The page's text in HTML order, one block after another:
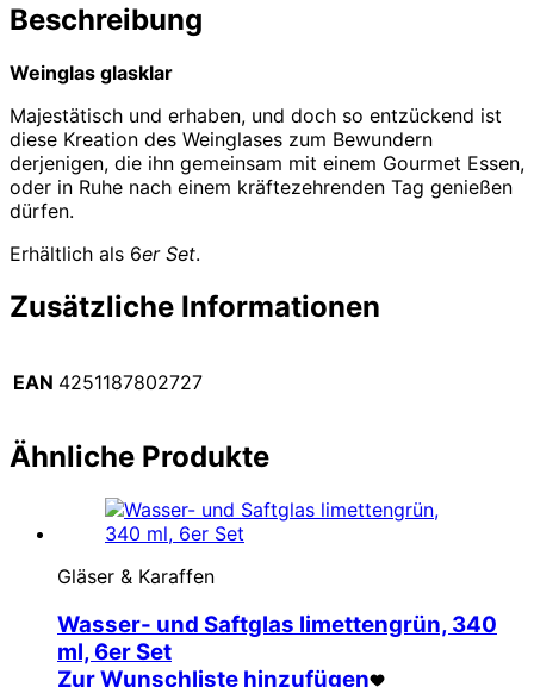
Beschreibung
Weinglas glasklar
Majestätisch und erhaben, und doch so entzückend ist
diese Kreation des Weinglases zum Bewundern
derjenigen, die ihn gemeinsam mit einem Gourmet Essen,
oder in Ruhe nach einem kräftezehrenden Tag genießen
dürfen.
Erhältlich als 6er Set.
Zusätzliche Informationen
EAN 4251187802727
Ähnliche Produkte
Gläser & Karaffen
Wasser- und Saftglas limettengrün, 340
ml, 6er Set
Zur Wunschliste hinzufügen